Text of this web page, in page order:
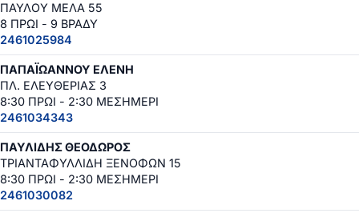
ΠΑΥΛΟΥ ΜΕΛΑ 55
8 ΠΡΩΙ - 9 ΒΡΑΔΥ
2461025984
ΠΑΠΑΪΩΑΝΝΟΥ ΕΛΕΝΗ
ΠΛ. ΕΛΕΥΘΕΡΙΑΣ 3
8:30 ΠΡΩΙ - 2:30 ΜΕΣΗΜΕΡΙ
2461034343
ΠΑΥΛΙΔΗΣ ΘΕΟΔΩΡΟΣ
ΤΡΙΑΝΤΑΦΥΛΛΙΔΗ ΞΕΝΟΦΩΝ 15
8:30 ΠΡΩΙ - 2:30 ΜΕΣΗΜΕΡΙ
2461030082